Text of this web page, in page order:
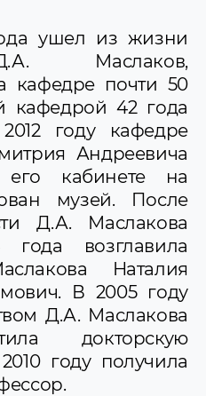
ушел из жизни
Маслаков,
кафедре почти 50
кафедрой 42 года
году кафедре
Андреевича
кабинете на
музей. После
Д.А. Маслакова
возглавила
Наталия
В 2005 году
Д.А. Маслакова
докторскую
году получила